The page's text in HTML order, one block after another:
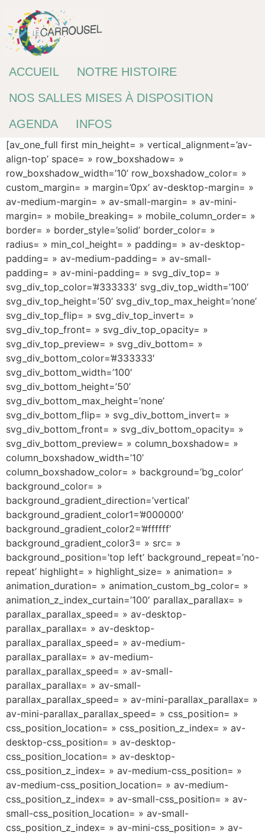
contenu
ACCUEIL
NOTRE HISTOIRE
NOS SALLES MISES À DISPOSITION
AGENDA
INFOS
[av_one_full first min_height= » vertical_alignment=’av-
align-top’ space= » row_boxshadow= »
row_boxshadow_width=’10’ row_boxshadow_color= »
custom_margin= » margin=’0px’ av-desktop-margin= »
av-medium-margin= » av-small-margin= » av-mini-
margin= » mobile_breaking= » mobile_column_order= »
border= » border_style=’solid’ border_color= »
radius= » min_col_height= » padding= » av-desktop-
padding= » av-medium-padding= » av-small-
padding= » av-mini-padding= » svg_div_top= »
svg_div_top_color=’#333333′ svg_div_top_width=’100′
svg_div_top_height=’50’ svg_div_top_max_height=’none’
svg_div_top_flip= » svg_div_top_invert= »
svg_div_top_front= » svg_div_top_opacity= »
svg_div_top_preview= » svg_div_bottom= »
svg_div_bottom_color=’#333333′
svg_div_bottom_width=’100′
svg_div_bottom_height=’50’
svg_div_bottom_max_height=’none’
svg_div_bottom_flip= » svg_div_bottom_invert= »
svg_div_bottom_front= » svg_div_bottom_opacity= »
svg_div_bottom_preview= » column_boxshadow= »
column_boxshadow_width=’10’
column_boxshadow_color= » background=’bg_color’
background_color= »
background_gradient_direction=’vertical’
background_gradient_color1=’#000000′
background_gradient_color2=’#ffffff’
background_gradient_color3= » src= »
background_position=’top left’ background_repeat=’no-
repeat’ highlight= » highlight_size= » animation= »
animation_duration= » animation_custom_bg_color= »
animation_z_index_curtain=’100′ parallax_parallax= »
parallax_parallax_speed= » av-desktop-
parallax_parallax= » av-desktop-
parallax_parallax_speed= » av-medium-
parallax_parallax= » av-medium-
parallax_parallax_speed= » av-small-
parallax_parallax= » av-small-
parallax_parallax_speed= » av-mini-parallax_parallax= »
av-mini-parallax_parallax_speed= » css_position= »
css_position_location= » css_position_z_index= » av-
desktop-css_position= » av-desktop-
css_position_location= » av-desktop-
css_position_z_index= » av-medium-css_position= »
av-medium-css_position_location= » av-medium-
css_position_z_index= » av-small-css_position= » av-
small-css_position_location= » av-small-
css_position_z_index= » av-mini-css_position= » av-